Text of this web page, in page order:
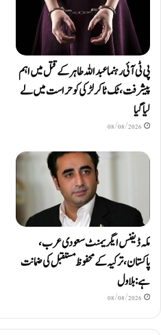
پی ٹی آئی رہنما عبداللہ طاہر کے قتل میں اہم
پیشرفت، ٹک ٹاکر لڑکی کو حراست میں لے
لیا گیا
08/08/2026
مکہ ڈیفنس ایگریمنٹ سعودی عرب،
پاکستان، ترکیہ کے محفوظ مستقبل کی ضمانت
ہے: بلاول
08/08/2026